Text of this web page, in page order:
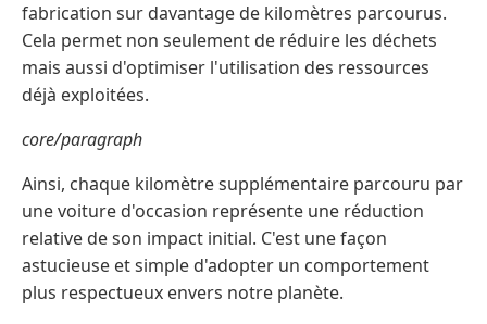
fabrication sur davantage de kilomètres parcourus.
Cela permet non seulement de réduire les déchets
mais aussi d'optimiser l'utilisation des ressources
déjà exploitées.
core/paragraph
Ainsi, chaque kilomètre supplémentaire parcouru par
une voiture d'occasion représente une réduction
relative de son impact initial. C'est une façon
astucieuse et simple d'adopter un comportement
plus respectueux envers notre planète.